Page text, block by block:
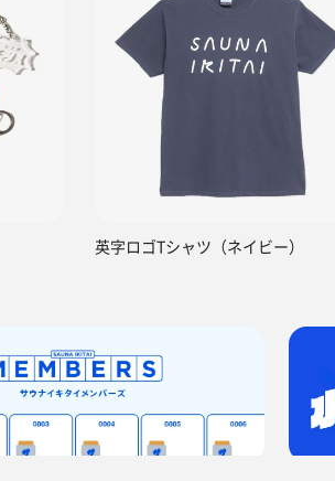
英字ロゴTシャツ（ネイビー）